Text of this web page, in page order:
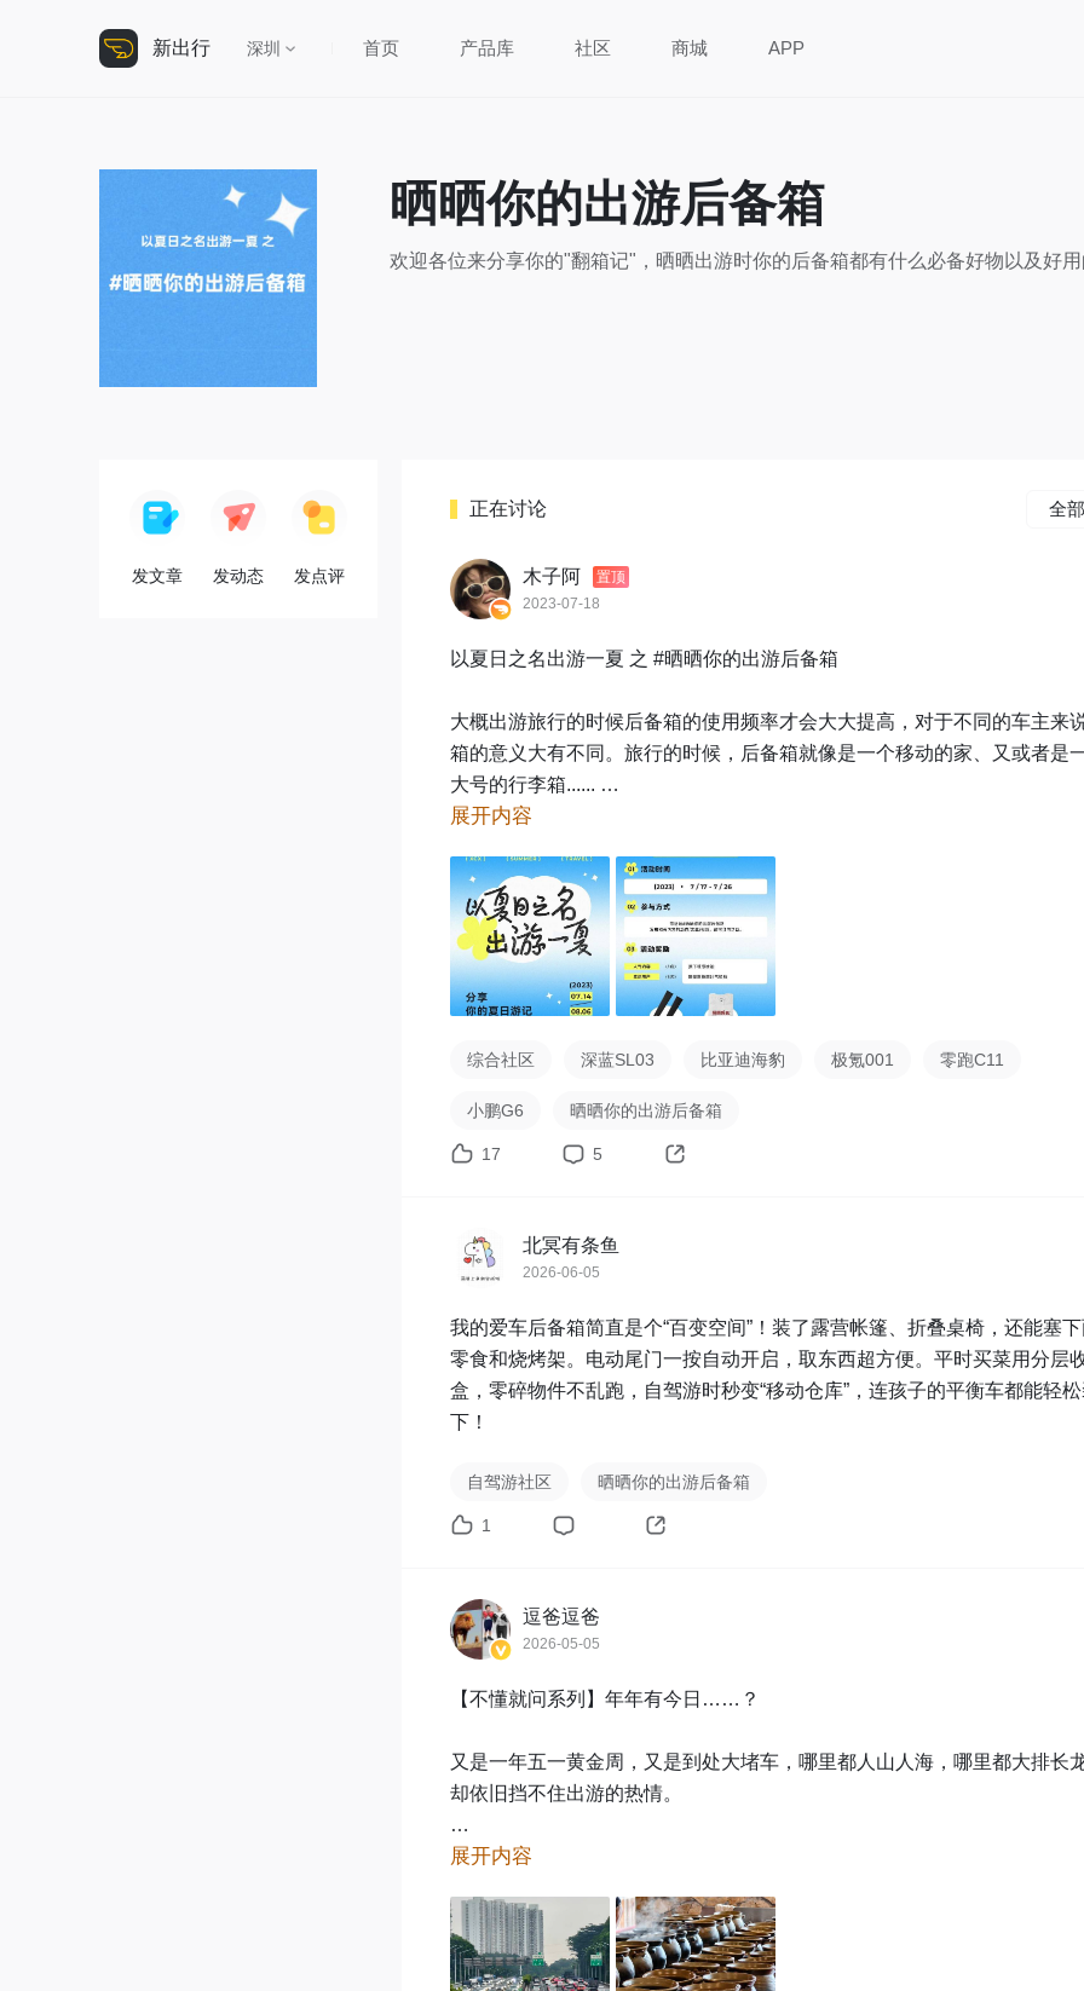
新出行 深圳 首页 产品库 社区 商城 APP
晒晒你的出游后备箱
欢迎各位来分享你的"翻箱记"，晒晒出游时你的后备箱都有什么必备好物以及好
发文章 发动态 发点评
正在讨论 全部
木子阿
置顶
2023-07-18
以夏日之名出游一夏 之 #晒晒你的出游后备箱
大概出游旅行的时候后备箱的使用频率才会大大提高，对于不同的车主来
箱的意义大有不同。旅行的时候，后备箱就像是一个移动的家、又或者是
大号的行李箱......
用的功能吧
【参与方式】
带话题#晒晒你的出游后备箱 发布相关内容的动态/文章/视频，即可参与活
「人气内容」*3 蕉下晾感冰袖 （评选方式：互动数据排名前3）
「幸运用户」*5 限量款扬眉吐气短袖
快速发布传送门
- 同分/互动数据相同等情况下，礼品先到先得；
- 幸运用户奖品随机发出，不可自主选择（当涉及多种奖品/尺码时）。
【活动时间】7月17日-7月26日
【开奖时间】8月2日
*本次活动最终解释权归新出行所有。 如对本次活动有任何疑惑，请联系
展开内容
综合社区 深蓝SL03 比亚迪海豹 极氪001 零跑C11
小鹏G6 晒晒你的出游后备箱
17 5
北冥有条鱼
2026-06-05
我的爱车后备箱简直是个“百变空间”！装了露营帐篷、折叠桌椅，还能塞
零食和烧烤架。电动尾门一按自动开启，取东西超方便。平时买菜用分层
盒，零碎物件不乱跑，自驾游时秒变“移动仓库”，连孩子的平衡车都能轻
下！
自驾游社区 晒晒你的出游后备箱
1
逗爸逗爸
2026-05-05
【不懂就问系列】年年有今日……？
又是一年五一黄金周，又是到处大堵车，哪里都人山人海，哪里都大排
却依旧挡不住出游的热情。
毕竟，如今有了智能辅助驾驶，车里有了冰箱彩电大沙发……堵就堵呗，
问题来了，如果L3甚至L4普及了，是不是黄金周就不会堵车了？
@阿平同学 @小新同学 @木子阿 @飞机先生
展开内容